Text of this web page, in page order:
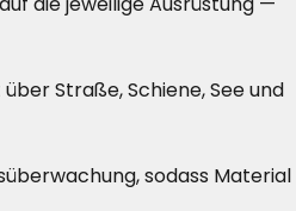
Straße, Schiene, See und
sodass Material